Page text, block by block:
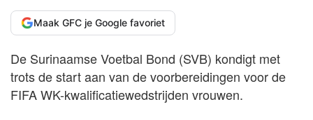
Maak GFC je Google favoriet
De Surinaamse Voetbal Bond (SVB) kondigt met
trots de start aan van de voorbereidingen voor de
FIFA WK-kwalificatiewedstrijden vrouwen.